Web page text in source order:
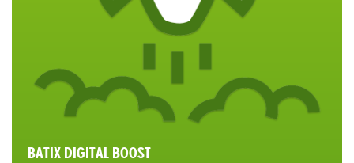
BATIX DIGITAL BOOST